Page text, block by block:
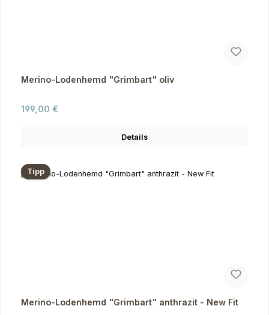
Merino-Lodenhemd "Grimbart" oliv
Regulärer Preis:
199,00 €
Details
Tipp
Merino-Lodenhemd "Grimbart" anthrazit - New Fit